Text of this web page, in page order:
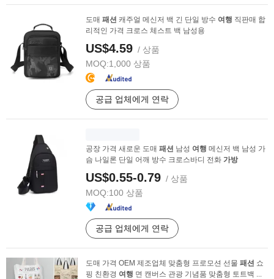
도매 패션 캐주얼 메신저 백 긴 단일 방수 여행 직판매 합
리적인 가격 크로스 체스트 백 남성용
US$4.59 / 상품
MOQ:1,000 상품
공급 업체에게 연락
공장 가격 새로운 도매 패션 남성 여행 메신저 백 남성 가
슴 나일론 단일 어깨 방수 크로스바디 전화 가방
US$0.55-0.79 / 상품
MOQ:100 상품
공급 업체에게 연락
도매 가격 OEM 제조업체 맞춤형 프로모션 선물 패션 쇼
핑 친환경 여행 면 캔버스 관광 기념품 맞춤형 토트백 ...